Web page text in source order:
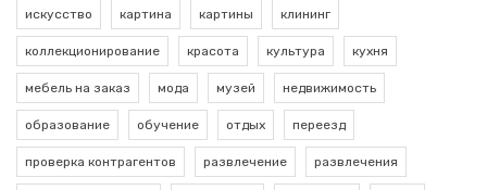
искусство картина картины клининг
коллекционирование красота культура кухня
мебель на заказ мода музей недвижимость
образование обучение отдых переезд
проверка контрагентов развлечение развлечения